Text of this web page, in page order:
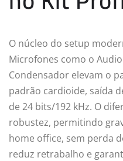
O núcleo do setup
Microfones como o Audio
Condensador elevam o
padrão cardioide, saída
de 24 bits/192 kHz. O
robustez, permitindo
home office, sem perda
reduz retrabalho e